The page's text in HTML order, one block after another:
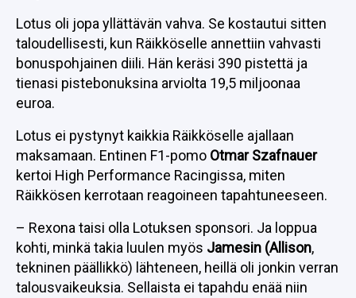
Lotus oli jopa yllättävän vahva. Se kostautui sitten
taloudellisesti, kun Räikköselle annettiin vahvasti
bonuspohjainen diili. Hän keräsi 390 pistettä ja
tienasi pistebonuksina arviolta 19,5 miljoonaa
euroa.
Lotus ei pystynyt kaikkia Räikköselle ajallaan
maksamaan. Entinen F1-pomo Otmar Szafnauer
kertoi High Performance Racingissa, miten
Räikkösen kerrotaan reagoineen tapahtuneeseen.
– Rexona taisi olla Lotuksen sponsori. Ja loppua
kohti, minkä takia luulen myös Jamesin (Allison,
tekninen päällikkö) lähteneen, heillä oli jonkin verran
talousvaikeuksia. Sellaista ei tapahdu enää niin